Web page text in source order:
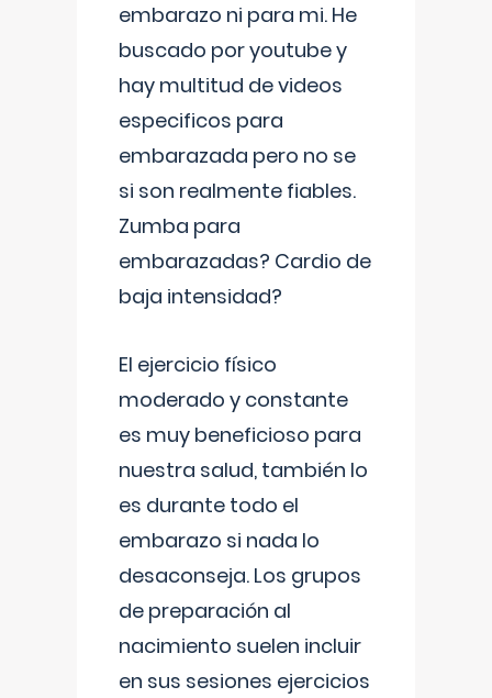
embarazo ni para mi. He
buscado por youtube y
hay multitud de videos
especificos para
embarazada pero no se
si son realmente fiables.
Zumba para
embarazadas? Cardio de
baja intensidad?
El ejercicio físico
moderado y constante
es muy beneficioso para
nuestra salud, también lo
es durante todo el
embarazo si nada lo
desaconseja. Los grupos
de preparación al
nacimiento suelen incluir
en sus sesiones ejercicios